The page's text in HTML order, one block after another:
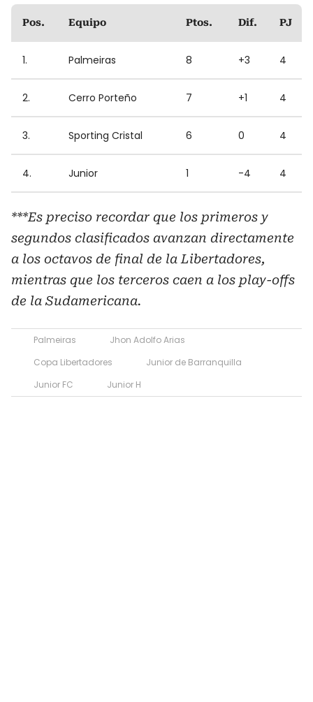
Pos. Equipo Ptos. Dif. PJ
1. Palmeiras 8 +3 4
2. Cerro Porteño 7 +1 4
3. Sporting Cristal 6 0 4
4. Junior 1 -4 4
***Es preciso recordar que los primeros y
segundos clasificados avanzan directamente
a los octavos de final de la Libertadores,
mientras que los terceros caen a los play-offs
de la Sudamericana.
Palmeiras
Jhon Adolfo Arias
Copa Libertadores
Junior de Barranquilla
Junior FC
Junior H